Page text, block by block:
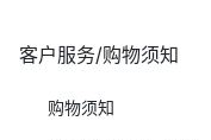
客户服务/购物须知
购物须知